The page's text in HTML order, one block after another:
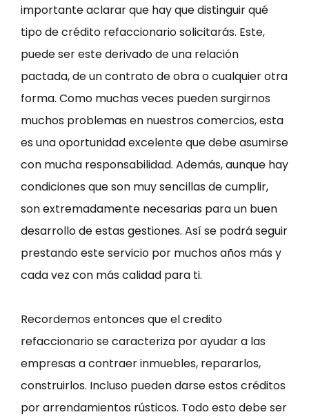
importante aclarar que hay que distinguir qué
tipo de crédito refaccionario solicitarás. Este,
puede ser este derivado de una relación
pactada, de un contrato de obra o cualquier otra
forma. Como muchas veces pueden surgirnos
muchos problemas en nuestros comercios, esta
es una oportunidad excelente que debe asumirse
con mucha responsabilidad. Además, aunque hay
condiciones que son muy sencillas de cumplir,
son extremadamente necesarias para un buen
desarrollo de estas gestiones. Así se podrá seguir
prestando este servicio por muchos años más y
cada vez con más calidad para ti.
Recordemos entonces que el credito
refaccionario se caracteriza por ayudar a las
empresas a contraer inmuebles, repararlos,
construirlos. Incluso pueden darse estos créditos
por arrendamientos rústicos. Todo esto debe ser